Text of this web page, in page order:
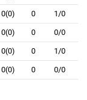
0(0) 0 1/0
0(0) 0 0/0
0(0) 0 1/0
0(0) 0 0/0